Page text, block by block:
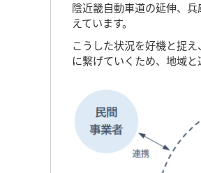
陰近畿自動車道の延伸、
えています。
こうした状況を好機と捉
に繋げていくため、地域と